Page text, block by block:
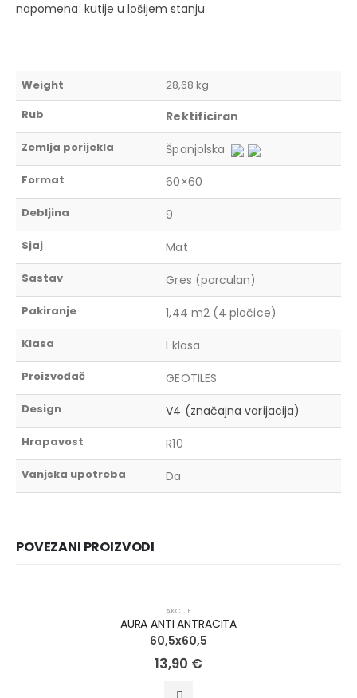
napomena: kutije u lošijem stanju
Weight
28,68 kg
Rub
Rektificiran
Zemlja porijekla Španjolska
Format 60×60
Debljina 9
Sjaj Mat
Sastav Gres (porculan)
Pakiranje 1,44 m2 (4 pločice)
Klasa I klasa
Proizvođač GEOTILES
Design V4 (značajna varijacija)
Hrapavost R10
Vanjska upotreba Da
POVEZANI PROIZVODI
AKCIJE
AURA ANTI ANTRACITA
60,5x60,5
13,90 €